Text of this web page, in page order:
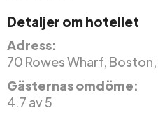
Detaljer om hotellet
Adress:
70 Rowes Wharf, Boston,
Gästernas omdöme:
4.7 av 5